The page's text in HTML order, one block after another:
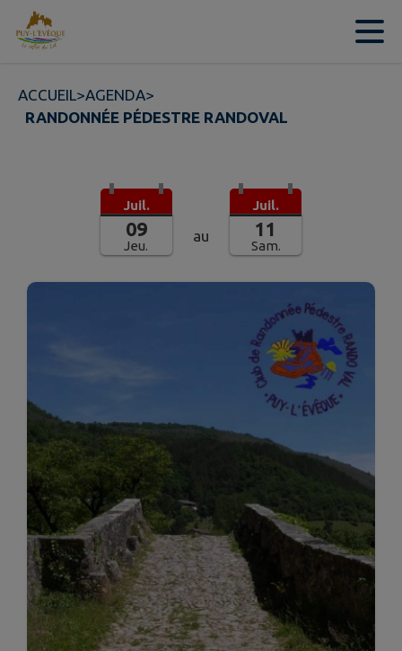
Contenu
ACCUEIL>AGENDA>
RANDONNÉE PÉDESTRE RANDOVAL
Juil.
09
Jeu.
au
Juil.
11
Sam.